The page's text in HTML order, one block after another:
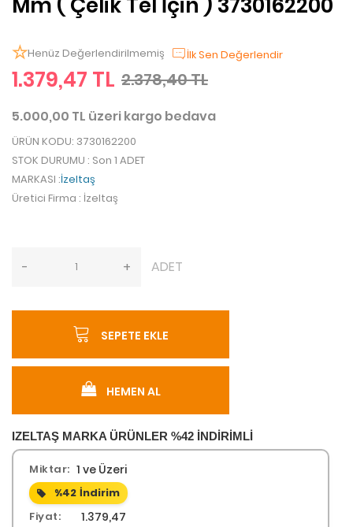
Henüz Değerlendirilmemiş İlk Sen Değerlendir
1.379,47 TL 2.378,40 TL
5.000,00 TL üzeri kargo bedava
ÜRÜN KODU: 3730162200
STOK DURUMU : Son 1 ADET
MARKASI :İzeltaş
Üretici Firma : İzeltaş
- + ADET
SEPETE EKLE
HEMEN AL
IZELTAŞ MARKA ÜRÜNLER %42 İNDİRİMLİ
Miktar: 1 ve Üzeri
%42 İndirim
Fiyat:
1.379,47